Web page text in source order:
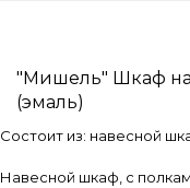
"Мишель" Шкаф
(эмаль)
Состоит из: навесной
Навесной шкаф, с